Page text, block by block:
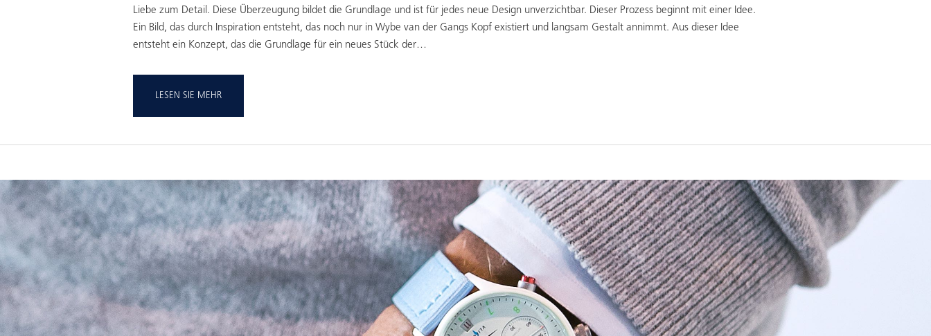
Liebe zum Detail. Diese Überzeugung bildet die Grundlage und ist für jedes neue Design unverzichtbar. Dieser Prozess beginnt mit einer Idee.
Ein Bild, das durch Inspiration entsteht, das noch nur in Wybe van der Gangs Kopf existiert und langsam Gestalt annimmt. Aus dieser Idee
entsteht ein Konzept, das die Grundlage für ein neues Stück der…
LESEN SIE MEHR